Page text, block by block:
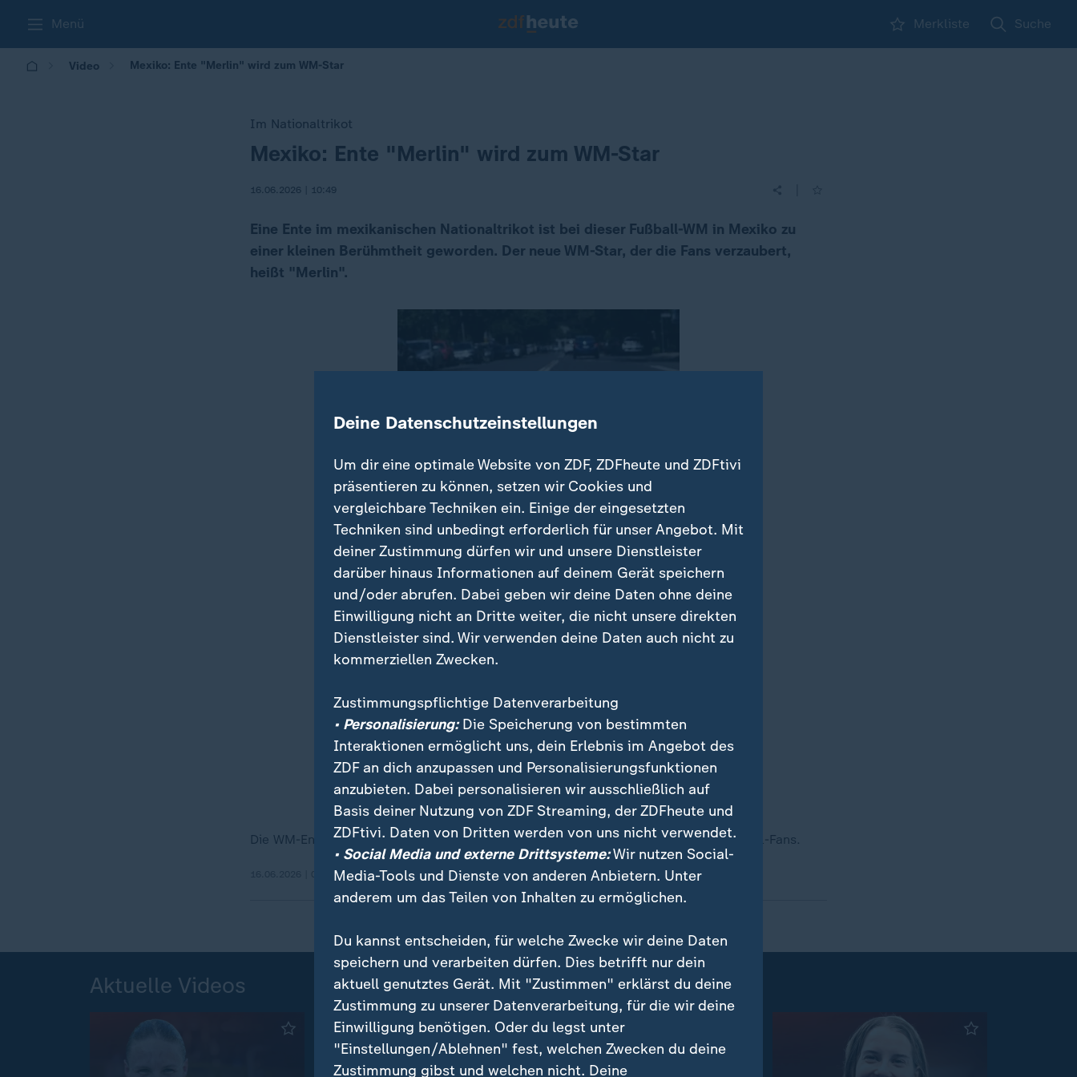
Menü Merkliste Suche
Video Mexiko: Ente "Merlin" wird zum WM-Star
Im Nationaltrikot
:Mexiko: Ente "Merlin" wird zum WM-Star
16.06.2026 | 10:49
Eine Ente im mexikanischen Nationaltrikot ist bei dieser Fußball-WM in Mexiko zu
einer kleinen Berühmtheit geworden. Der neue WM-Star, der die Fans verzaubert,
heißt "Merlin".
Die WM-Ente "Merlin" watschelt im Trikot durch Mexiko-Stadt und begeistert Fußball-Fans.
16.06.2026 | 0:30 min
Aktuelle Videos
Deine Datenschutzeinstellungen
Um dir eine optimale Website von ZDF, ZDFheute und ZDFtivi
präsentieren zu können, setzen wir Cookies und
vergleichbare Techniken ein. Einige der eingesetzten
Techniken sind unbedingt erforderlich für unser Angebot. Mit
deiner Zustimmung dürfen wir und unsere Dienstleister
darüber hinaus Informationen auf deinem Gerät speichern
und/oder abrufen. Dabei geben wir deine Daten ohne deine
Einwilligung nicht an Dritte weiter, die nicht unsere direkten
Dienstleister sind. Wir verwenden deine Daten auch nicht zu
kommerziellen Zwecken.
Zustimmungspflichtige Datenverarbeitung
• Personalisierung:Die Speicherung von bestimmten
Interaktionen ermöglicht uns, dein Erlebnis im Angebot des
ZDF an dich anzupassen und Personalisierungsfunktionen
anzubieten. Dabei personalisieren wir ausschließlich auf
Basis deiner Nutzung von ZDF Streaming, der ZDFheute und
ZDFtivi. Daten von Dritten werden von uns nicht verwendet.
• Social Media und externe Drittsysteme:Wir nutzen Social-
Media-Tools und Dienste von anderen Anbietern. Unter
anderem um das Teilen von Inhalten zu ermöglichen.
Du kannst entscheiden, für welche Zwecke wir deine Daten
speichern und verarbeiten dürfen. Dies betrifft nur dein
aktuell genutztes Gerät. Mit "Zustimmen" erklärst du deine
Zustimmung zu unserer Datenverarbeitung, für die wir deine
Einwilligung benötigen. Oder du legst unter
"Einstellungen/Ablehnen" fest, welchen Zwecken du deine
Zustimmung gibst und welchen nicht. Deine